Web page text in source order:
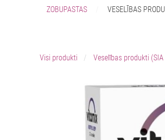
ZOBUPASTAS VESELĪBAS
Visi produkti Veselības produkti (SIA